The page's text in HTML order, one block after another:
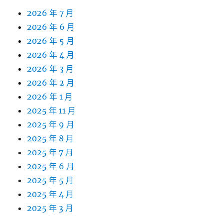
2026 年 7 月
2026 年 6 月
2026 年 5 月
2026 年 4 月
2026 年 3 月
2026 年 2 月
2026 年 1 月
2025 年 11 月
2025 年 9 月
2025 年 8 月
2025 年 7 月
2025 年 6 月
2025 年 5 月
2025 年 4 月
2025 年 3 月